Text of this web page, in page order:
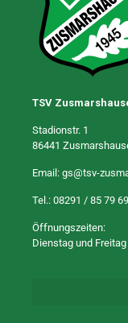
TSV
Stadionstr. 1
86441
Email: gs@tsv-
Tel.: 08291 / 85 79
Öffnungszeiten:
Dienstag und